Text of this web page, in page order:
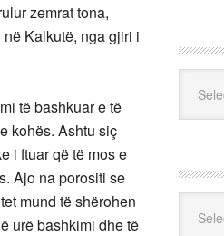
zemrat tona,
Kalkutë, nga gjiri i
të bashkuar e të
kohës. Ashtu siç
i ftuar që të mos e
Ajo na porositi se
mund të shërohen
urë bashkimi dhe të